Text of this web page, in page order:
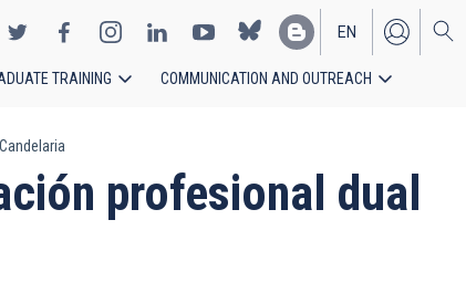
EN
ES
TRAINING COMMUNICATION AND OUTREACH
profesional dual